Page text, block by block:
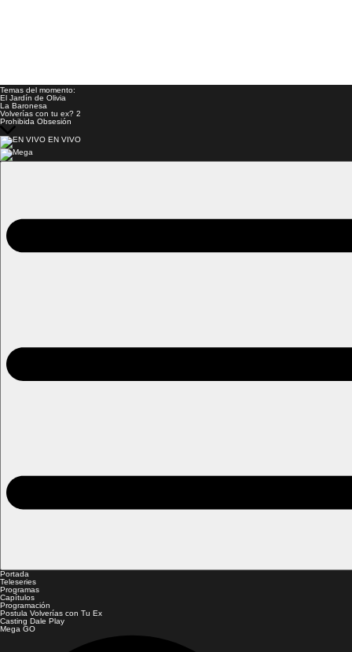
Temas del momento:
El Jardín de Olivia
La Baronesa
Volverías con tu ex? 2
Prohibida Obsesión
EN VIVO
Portada
Teleseries
Programas
Capítulos
Programación
Postula Volverías con Tu Ex
Casting Dale Play
Mega GO